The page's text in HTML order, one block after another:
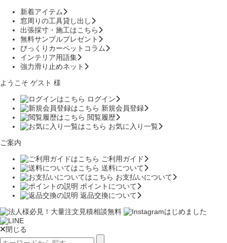
新着アイテム
窓周りの工具貸し出し
出張採寸・施工はこちら
無料サンプルプレゼント
びっくりカーペットコラム
インテリア用語集
強力滑り止めネット
ようこそ ゲスト 様
ログイン
新規会員登録
閲覧履歴
お気に入り一覧
ご案内
ご利用ガイド
送料について
お支払いについて
ポイントについて
返品交換について
閉じる